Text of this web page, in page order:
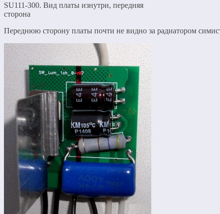
SU111-300. Вид платы изнутри, передняя
сторона
Переднюю сторону платы почти не видно за радиатором